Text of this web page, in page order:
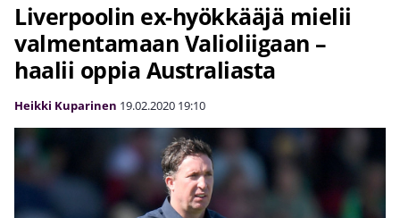
Liverpoolin ex-hyökkääjä mielii
valmentamaan Valioliigaan –
haalii oppia Australiasta
Heikki Kuparinen 19.02.2020 19:10